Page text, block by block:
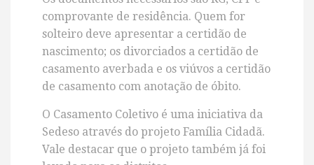
comprovante de residência. Quem for
solteiro deve apresentar a certidão de
nascimento; os divorciados a certidão de
casamento averbada e os viúvos a certidão
de casamento com anotação de óbito.
O Casamento Coletivo é uma iniciativa da
Sedeso através do projeto Família Cidadã.
Vale destacar que o projeto também já foi